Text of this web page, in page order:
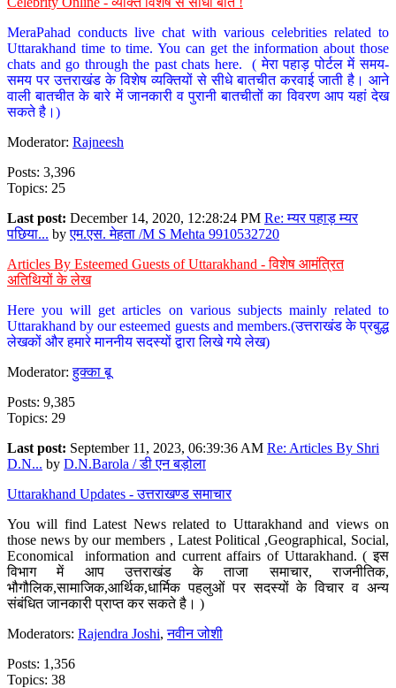
MeraPahad conducts live chat with various celebrities related to
Uttarakhand time to time. You can get the information about those
chats and go through the past chats here. ( मेरा पहाड़ पोर्टल में समय-
समय पर उत्तराखंड के विशेष व्यक्तियों से सीधे बातचीत करवाई जाती है। आने
वाली बातचीत के बारे में जानकारी व पुरानी बातचीतों का विवरण आप यहां देख
सकते है।)
Moderator: Rajneesh
Posts: 3,396
Topics: 25
Last post: December 14, 2020, 12:28:24 PM Re: म्यर पहाड़ म्यर
पछिया... byएम.एस. मेहता /M S Mehta 9910532720
Articles By Esteemed Guests of Uttarakhand - विशेष आमंत्रित
अतिथियों के लेख
Here you will get articles on various subjects mainly related to
Uttarakhand by our esteemed guests and members.(उत्तराखंड के प्रबुद्ध
लेखकों और हमारे माननीय सदस्यों द्वारा लिखे गये लेख)
Moderator:हुक्का बू
Posts: 9,385
Topics: 29
Last post: September 11, 2023, 06:39:36 AM Re: Articles By Shri
D.N... by D.N.Barola / डी एन बड़ोला
Uttarakhand Updates - उत्तराखण्ड समाचार
You will find Latest News related to Uttarakhand and views on
those news by our members , Latest Political ,Geographical, Social,
Economical information and current affairs of Uttarakhand. ( इस
विभाग में आप उत्तराखंड के ताजा समाचार, राजनीतिक,
भौगौलिक,सामाजिक,आर्थिक,धार्मिक पहलुओं पर सदस्यों के विचार व अन्य
संबंधित जानकारी प्राप्त कर सकते है। )
Moderators: Rajendra Joshi,नवीन जोशी
Posts: 1,356
Topics: 38